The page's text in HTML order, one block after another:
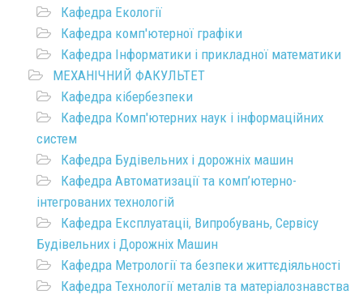
Кафедра Екології
Кафедра комп'ютерної графіки
Кафедра Інформатики і прикладної математики
МЕХАНІЧНИЙ ФАКУЛЬТЕТ
Кафедра кібербезпеки
Кафедра Комп'ютерних наук і інформаційних
систем
Кафедра Будівельних і дорожніх машин
Кафедра Автоматизації та комп’ютерно-
інтегрованих технологій
Кафедра Експлуатаціі, Випробувань, Сервісу
Будівельних і Дорожніх Машин
Кафедра Метрології та безпеки життєдіяльності
Кафедра Технології металів та матеріалознавства